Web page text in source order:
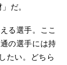
だ。
る選手。ここ
の選手には持
たい。どちら